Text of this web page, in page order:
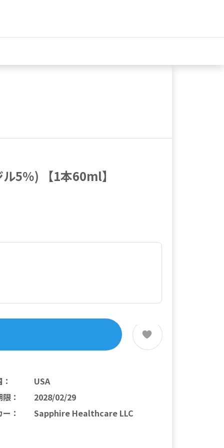
5％) 【1本60ml】
：
USA
限：
2028/02/29
ー ： Sapphire Healthcare LLC